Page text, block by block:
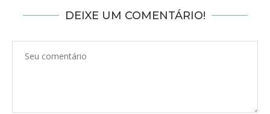
DEIXE UM COMENTÁRIO!